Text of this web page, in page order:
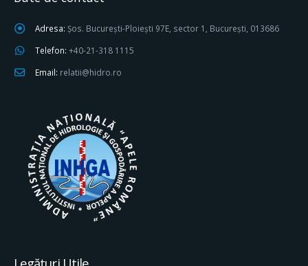
Adresa: Șos. București-Ploiești 97E, sector 1, București, 013686
Telefon: +40-21-318 1115
Email: relatii@hidro.ro